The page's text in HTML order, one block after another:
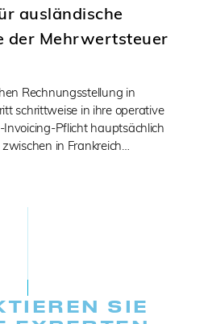
ausländische
der Mehrwertsteuer
Rechnungsstellung in
schrittweise in ihre operative
Pflicht hauptsächlich
in Frankreich…
SIE